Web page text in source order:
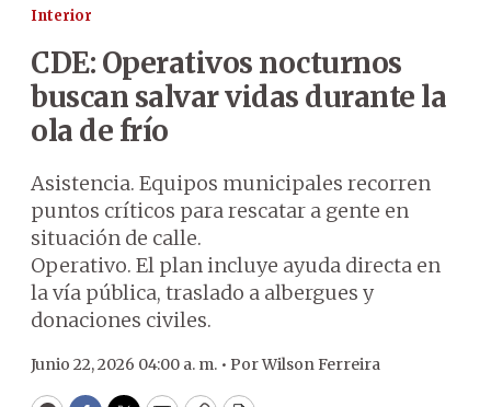
Interior
CDE: Operativos nocturnos
buscan salvar vidas durante la
ola de frío
Asistencia. Equipos municipales recorren
puntos críticos para rescatar a gente en
situación de calle.
Operativo. El plan incluye ayuda directa en
la vía pública, traslado a albergues y
donaciones civiles.
Junio 22, 2026 04:00 a. m. • PorWilson Ferreira